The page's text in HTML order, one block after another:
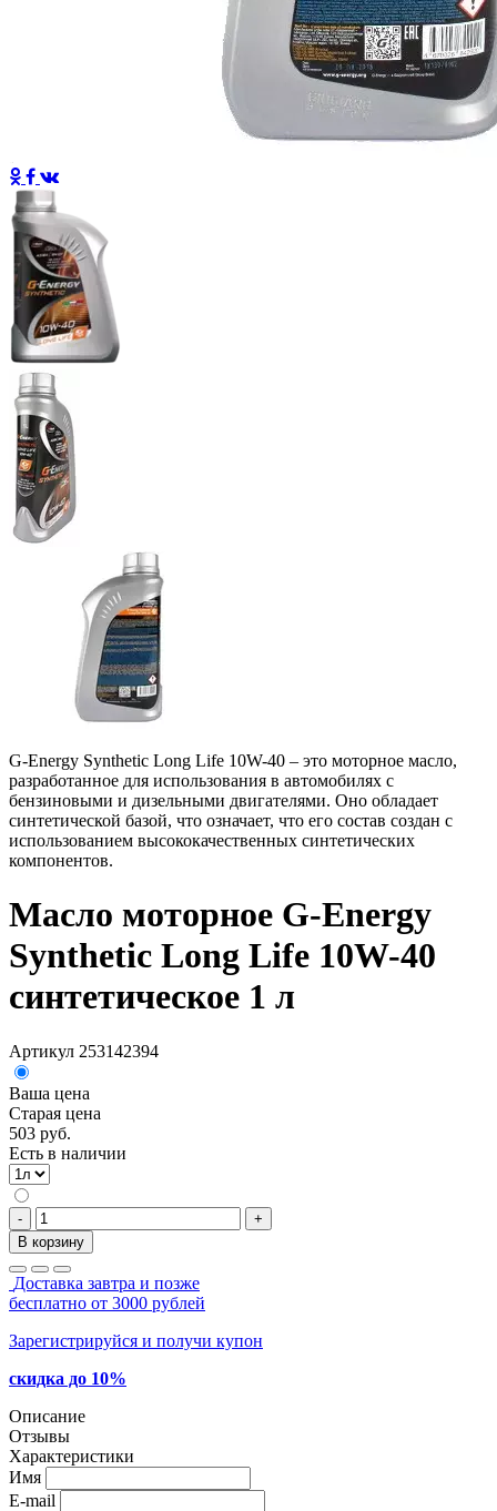
G-Energy Synthetic Long Life 10W-40 – это моторное масло,
разработанное для использования в автомобилях с
бензиновыми и дизельными двигателями. Оно обладает
синтетической базой, что означает, что его состав создан с
использованием высококачественных синтетических
компонентов.
Масло моторное G-Energy
Synthetic Long Life 10W-40
синтетическое 1 л
Артикул 253142394
Ваша цена
Старая цена
503 руб.
Есть в наличии
-
+
В корзину
Доставка завтра и позже
бесплатно от 3000 рублей
Зарегистрируйся и получи купон
скидка до 10%
Описание
Отзывы
Характеристики
Имя
E-mail